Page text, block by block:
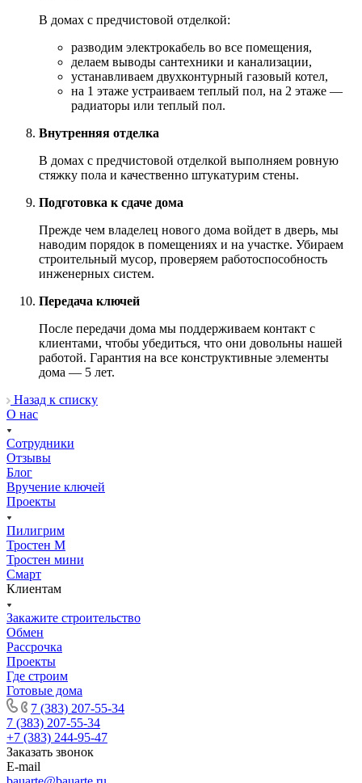
В домах с предчистовой отделкой:
разводим электрокабель во все помещения,
делаем выводы сантехники и канализации,
устанавливаем двухконтурный газовый котел,
на 1 этаже устраиваем теплый пол, на 2 этаже —
радиаторы или теплый пол.
Внутренняя отделка
В домах с предчистовой отделкой выполняем ровную
стяжку пола и качественно штукатурим стены.
Подготовка к сдаче дома
Прежде чем владелец нового дома войдет в дверь, мы
наводим порядок в помещениях и на участке. Убираем
строительный мусор, проверяем работоспособность
инженерных систем.
Передача ключей
После передачи дома мы поддерживаем контакт с
клиентами, чтобы убедиться, что они довольны нашей
работой. Гарантия на все конструктивные элементы
дома — 5 лет.
Назад к списку
О нас
Сотрудники
Отзывы
Блог
Вручение ключей
Проекты
Пилигрим
Тростен М
Тростен мини
Смарт
Клиентам
Закажите строительство
Обмен
Рассрочка
Проекты
Где строим
Готовые дома
7 (383) 207-55-34
7 (383) 207-55-34
+7 (383) 244-95-47
Заказать звонок
E-mail